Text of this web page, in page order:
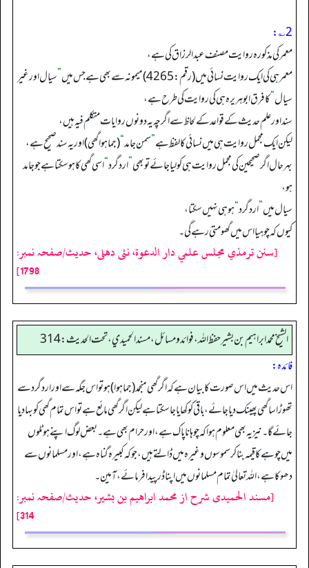
2؎:
معمر کی مذکورہ روایت مصنف عبد الرزاق کی ہے،
معمر ہی کی ایک روایت نسائی میں (رقم: 4265) میمونہ سے بھی ہے جس میں
”سیال اور غیر
سیال“کا فرق ابوہریرہ ہی کی روایت کی طرح ہے،
سند اور علم حدیث کے قواعد کے لحاظ سے اگرچہ یہ دونوں روایات متکلم فیہ ہیں،
لیکن ایک مجمل روایت ہی میں نسائی کا لفظ ہے”سمن جامد“(جماہوا گھی) اور یہ سند صحیح ہے،
بہر حال اگر صحیحین کی مجمل روایت ہی کو لیا جائے تو بھی”ارد گرد“اسی گھی کا ہوسکتا ہے جو جامد
ہو،
سیال میں”ارد گرد“ہو ہی نہیں سکتا،
کیوں کہ چوہیا اس میں گھومتی رہے گی۔
[سنن ترمذي مجلس علمي دار الدعوة، نئى دهلى، حدیث/صفحہ نمبر:
1798]
الشيخ محمد ابراهيم بن بشير حفظ الله، فوائد و مسائل، مسند الحميدي، تحت الحديث:314
فائدہ:
اس حدیث میں اس صورت کا بیان ہے کہ اگر گھی منجمد (جما ہوا) ہو تو اس جگہ سے اور اردگرد سے
تھوڑا سا گھی پھینک دیا جائے، باقی کو کھایا جا سکتا ہے لیکن اگر گھی مائع ہے تو اس تمام گھی کو بہا دیا
جائے گا۔ نیز یہ بھی معلوم ہوا کہ چو ہا نا پاک ہے، اور حرام بھی ہے۔ بعض لوگ اپنے ہوٹلوں
میں چوہے کا قیمہ بنا کر سموسوں وغیرہ میں ڈالتے ہیں، جو کہ کبیرہ گناہ ہے، اور مسلمانوں سے
دھوکا ہے، اللہ تعالیٰ تمام مسلمانوں میں اپنا ڈر پیدا فرمائے، آمین۔
[مسند الحمیدی شرح از محمد ابراهيم بن بشير، حدیث/صفحہ نمبر:
314]